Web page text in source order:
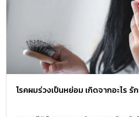
โรคผมร่วงเป็นหย่อม เกิดจากอะไร รั